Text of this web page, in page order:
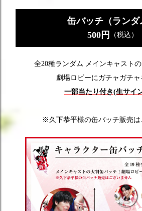
缶バッチ（ランダ
500円
（税込）
全20種ランダム メインキャストの
劇場ロビーにガチャガチャ
一部当たり付き(生サイ
※久下恭平様の缶バッチ販売は